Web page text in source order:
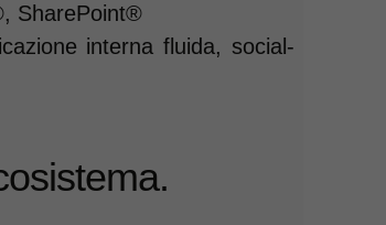
SharePoint®
interna fluida, social-